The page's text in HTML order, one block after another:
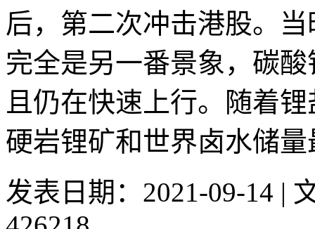
后，第二次冲击港股。
完全是另一番景象，碳
且仍在快速上行。随着
硬岩锂矿和世界卤水储
发表日期：2021-09-14 |